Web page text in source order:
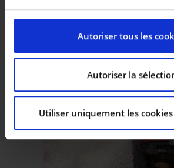
spécifiques (empreintes
Pour en savoir plus sur le traitement
personnelles et définir vos
à lasection « Détails ». Vous
retirer votre consentement à tout
Les cookies nous permettent de
contenu et les annonces, d’offrir
relatives aux médias sociaux et
Nous partageons également des
Autoriser tous les
Autoriser la
Utiliser uniquement les